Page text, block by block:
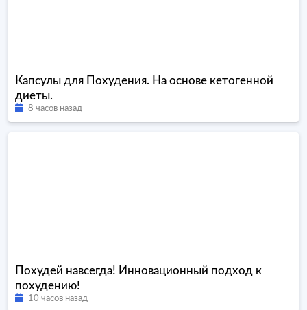
Капсулы для Похудения. На основе кетогенной
диеты.
8 часов назад
Похудей навсегда! Инновационный подход к
похудению!
10 часов назад